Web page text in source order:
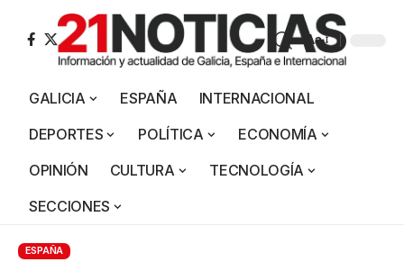
Aa
GALICIA ESPAÑA
INTERNACIONAL
DEPORTES
POLÍTICA
ECONOMÍA
OPINIÓN
CULTURA
TECNOLOGÍA
SECCIONES
ESPAÑA